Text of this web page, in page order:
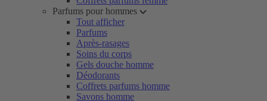
Parfums pour hommes
Tout afficher
Parfums
Après-rasages
Soins du corps
Gels douche homme
Déodorants
Coffrets parfums homme
Savons homme